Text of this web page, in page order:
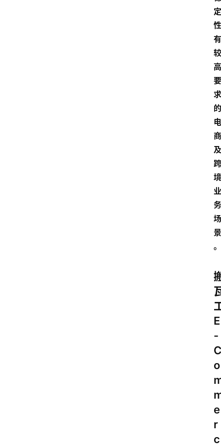
定
性
有
较
高
要
求
的
电
商
及
跨
境
业
务
场
景
。
E
-
C
o
e
r
c